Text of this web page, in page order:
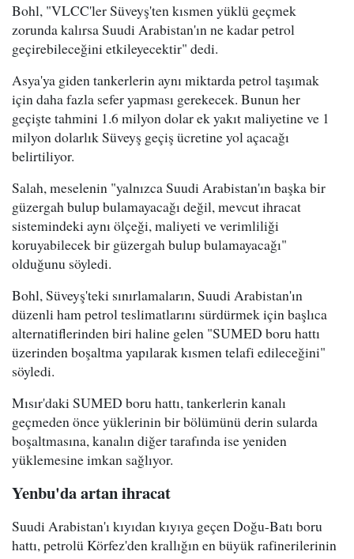
Bohl, "VLCC'ler Süveyş'ten kısmen yüklü geçmek
zorunda kalırsa Suudi Arabistan'ın ne kadar petrol
geçirebileceğini etkileyecektir" dedi.
Asya'ya giden tankerlerin aynı miktarda petrol taşımak
için daha fazla sefer yapması gerekecek. Bunun her
geçişte tahmini 1.6 milyon dolar ek yakıt maliyetine ve 1
milyon dolarlık Süveyş geçiş ücretine yol açacağı
belirtiliyor.
Salah, meselenin "yalnızca Suudi Arabistan'ın başka bir
güzergah bulup bulamayacağı değil, mevcut ihracat
sistemindeki aynı ölçeği, maliyeti ve verimliliği
koruyabilecek bir güzergah bulup bulamayacağı"
olduğunu söyledi.
Bohl, Süveyş'teki sınırlamaların, Suudi Arabistan'ın
düzenli ham petrol teslimatlarını sürdürmek için başlıca
alternatiflerinden biri haline gelen "SUMED boru hattı
üzerinden boşaltma yapılarak kısmen telafi edileceğini"
söyledi.
Mısır'daki SUMED boru hattı, tankerlerin kanalı
geçmeden önce yüklerinin bir bölümünü derin sularda
boşaltmasına, kanalın diğer tarafında ise yeniden
yüklemesine imkan sağlıyor.
Yenbu'da artan ihracat
Suudi Arabistan'ı kıyıdan kıyıya geçen Doğu-Batı boru
hattı, petrolü Körfez'den krallığın en büyük rafinerilerinin